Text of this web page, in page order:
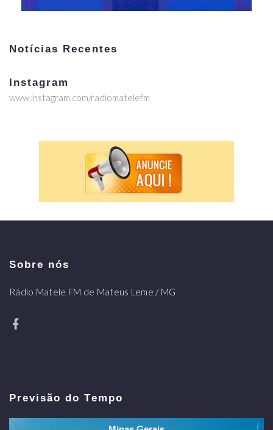
Notícias Recentes
Instagram
www.instagram.com/radiomatelefm
Sobre nós
Rádio Matele FM de Mateus Leme / MG
Previsão do Tempo